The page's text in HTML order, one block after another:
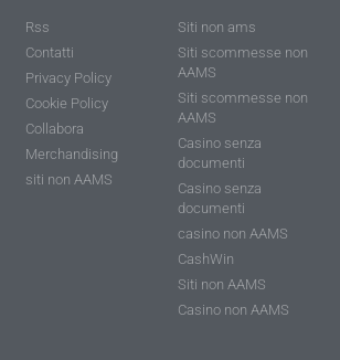
Rss
Contatti
Privacy Policy
Cookie Policy
Collabora
Merchandising
siti non AAMS
Siti non ams
Siti scommesse non
AAMS
Siti scommesse non
AAMS
Casino senza
documenti
Casino senza
documenti
casino non AAMS
CashWin
Siti non AAMS
Casino non AAMS